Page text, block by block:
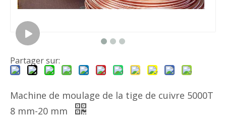
Partager sur:
Machine de moulage de la tige de cuivre 5000T
8 mm-20 mm